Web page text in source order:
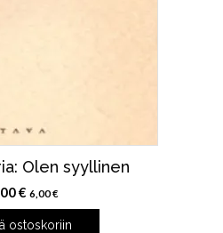
Olen syyllinen
€ 6,00€
ostoskoriin